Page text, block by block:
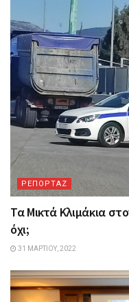
ΡΕΠΟΡΤΑΖ
Τα Mικτά Kλιμάκια
όχι;
31 ΜΑΡΤΊΟΥ, 2022